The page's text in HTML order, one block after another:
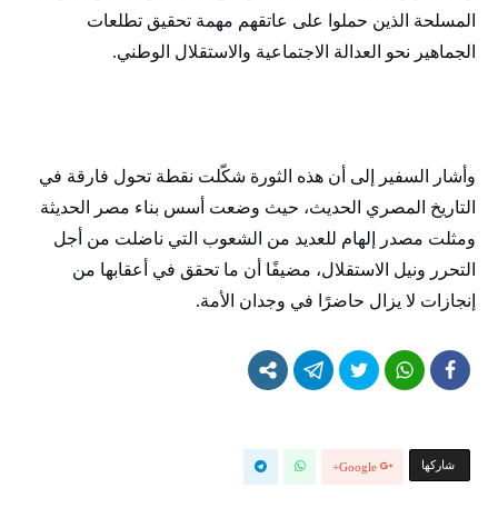
المسلحة الذين حملوا على عاتقهم مهمة تحقيق تطلعات
الجماهير نحو العدالة الاجتماعية والاستقلال الوطني.
وأشار السفير إلى أن هذه الثورة شكّلت نقطة تحول فارقة في
التاريخ المصري الحديث، حيث وضعت أسس بناء مصر الحديثة
ومثلت مصدر إلهام للعديد من الشعوب التي ناضلت من أجل
التحرر ونيل الاستقلال، مضيفًا أن ما تحقق في أعقابها من
إنجازات لا يزال حاضرًا في وجدان الأمة.
‫‫ شاركها‬ Google+